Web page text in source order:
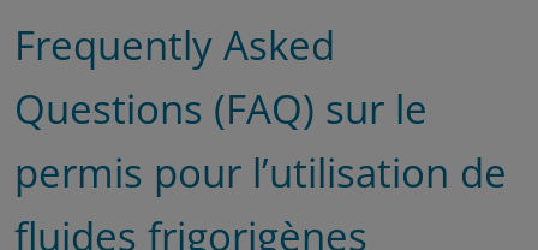
Frequently Asked
Questions (FAQ) sur le
permis pour l’utilisation de
fluides frigorigènes